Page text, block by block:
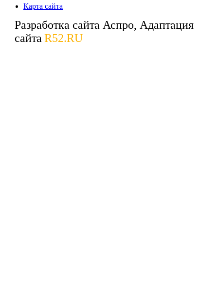
Карта сайта
Разработка сайта Аспро, Адаптация
сайта R52.RU